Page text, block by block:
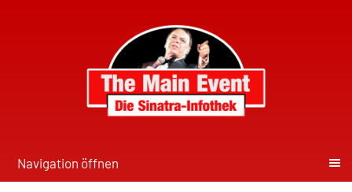
Navigation öffnen